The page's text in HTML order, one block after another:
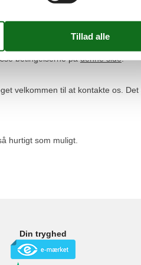
at du aldrig kommer til at betale
til dig.
betingelserne pådenne side.
velkommen til at kontakte os.
hurtigt som muligt.
Din tryghed